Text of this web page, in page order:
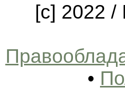
[c] 2022 /
•